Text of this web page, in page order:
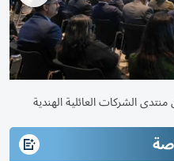
الشركات العائلية الهندية